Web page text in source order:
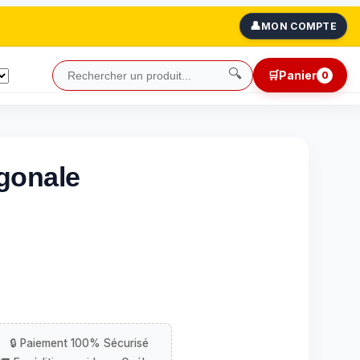
👤MON COMPTE
🔍 🛒Panier 0